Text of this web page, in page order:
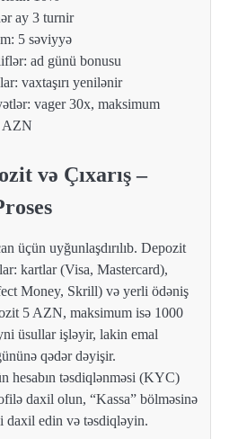
ay 3 turnir
5 səviyyə
ad günü bonusu
vaxtaşırı yenilənir
vager 30x, maksimum
AZN
və Çıxarış –
üçün uyğunlaşdırılıb. Depozit
kartlar (Visa, Mastercard),
Money, Skrill) və yerli ödəniş
5 AZN, maksimum isə 1000
üsullar işləyir, lakin emal
qədər dəyişir.
hesabın təsdiqlənməsi (KYC)
daxil olun, “Kassa” bölməsinə
daxil edin və təsdiqləyin.